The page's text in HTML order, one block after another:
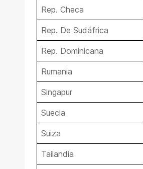
Rep. Checa
Rep. De Sudáfrica
Rep. Dominicana
Rumania
Singapur
Suecia
Suiza
Tailandia